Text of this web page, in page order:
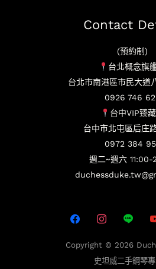
Contact
(預約制)
台北概念旗
台北市南港區市民大道
0926 746
台中VIP臻
台中市北屯區后庄
0972 384
週二~週六 11:00-
Copyright © 2026
史坦威二手鋼琴